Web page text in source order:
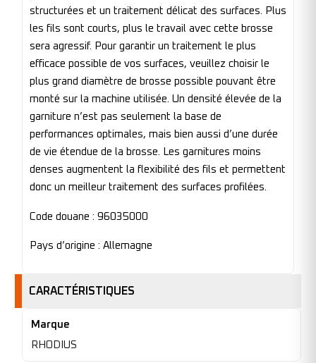
structurées et un traitement délicat des surfaces. Plus
les fils sont courts, plus le travail avec cette brosse
sera agressif. Pour garantir un traitement le plus
efficace possible de vos surfaces, veuillez choisir le
plus grand diamètre de brosse possible pouvant être
monté sur la machine utilisée. Un densité élevée de la
garniture n’est pas seulement la base de
performances optimales, mais bien aussi d’une durée
de vie étendue de la brosse. Les garnitures moins
denses augmentent la flexibilité des fils et permettent
donc un meilleur traitement des surfaces profilées.
Code douane : 96035000
Pays d’origine : Allemagne
CARACTÉRISTIQUES
Marque
RHODIUS